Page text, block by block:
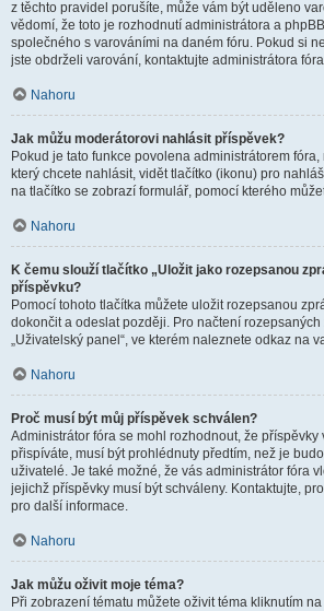
z těchto pravidel porušíte, může vám být uděleno
vědomí, že toto je rozhodnutí administrátora a
společného s varováními na daném fóru. Pokud si
jste obdrželi varování, kontaktujte administrátora
Nahoru
Jak můžu moderátorovi nahlásit příspěvek?
Pokud je tato funkce povolena administrátorem
který chcete nahlásit, vidět tlačítko (ikonu) pro
na tlačítko se zobrazí formulář, pomocí kterého
Nahoru
K čemu slouží tlačítko „Uložit jako rozepsanou
příspěvku?
Pomocí tohoto tlačítka můžete uložit rozepsanou
dokončit a odeslat později. Pro načtení
„Uživatelský panel“, ve kterém naleznete odkaz na
Nahoru
Proč musí být můj příspěvek schválen?
Administrátor fóra se mohl rozhodnout, že příspěvky
přispíváte, musí být prohlédnuty předtím, než je
uživatelé. Je také možné, že vás administrátor fóra
jejichž příspěvky musí být schváleny. Kontaktujte,
pro další informace.
Nahoru
Jak můžu oživit moje téma?
Při zobrazení tématu můžete oživit téma kliknutím na